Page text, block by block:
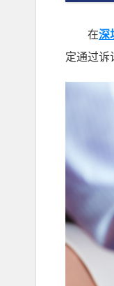
在深
定通过诉